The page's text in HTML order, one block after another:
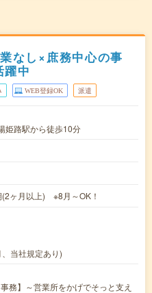
なし×庶務中心の事
躍中
WEB登録OK 派遣
姫路駅から徒歩10分
ヶ月以上) ※8月～OK！
当社規定あり)
務】～営業所をかげでそっと支え